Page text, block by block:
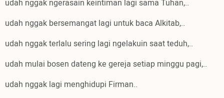
udah nggak ngerasain keintiman lagi sama Tuhan,..
udah nggak bersemangat lagi untuk baca Alkitab,..
udah nggak terlalu sering lagi ngelakuin saat teduh,..
udah mulai bosen dateng ke gereja setiap minggu pagi,..
udah nggak lagi menghidupi Firman..